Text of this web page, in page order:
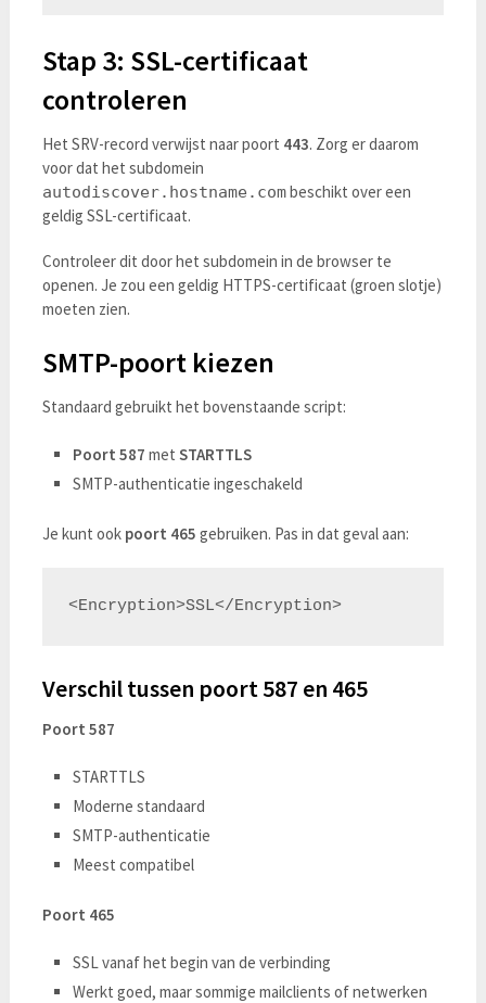
Stap 3: SSL-certificaat
controleren
Het SRV-record verwijst naar poort 443. Zorg er daarom
voor dat het subdomein
autodiscover.hostname.combeschikt over een
geldig SSL-certificaat.
Controleer dit door het subdomein in de browser te
openen. Je zou een geldig HTTPS-certificaat (groen slotje)
moeten zien.
SMTP-poort kiezen
Standaard gebruikt het bovenstaande script:
Poort 587 metSTARTTLS
SMTP-authenticatie ingeschakeld
Je kunt ook poort 465 gebruiken. Pas in dat geval aan:
Verschil tussen poort 587 en 465
Poort 587
STARTTLS
Moderne standaard
SMTP-authenticatie
Meest compatibel
Poort 465
SSL vanaf het begin van de verbinding
Werkt goed, maar sommige mailclients of netwerken